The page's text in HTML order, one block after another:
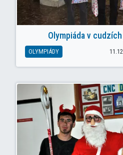
Olympiáda v
OLYMPIÁDY